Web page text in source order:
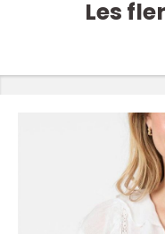
Les